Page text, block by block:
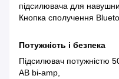
підсилювача для
Кнопка сполучення
Потужність і безпека
Підсилювач потужністю
AB bi-amp,